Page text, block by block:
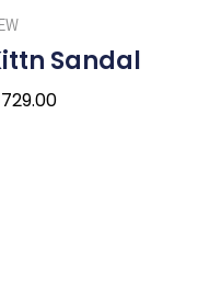
Sandal
729.00